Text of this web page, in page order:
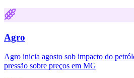
Agro
Agro inicia agosto sob impacto do
pressão sobre preços em MG